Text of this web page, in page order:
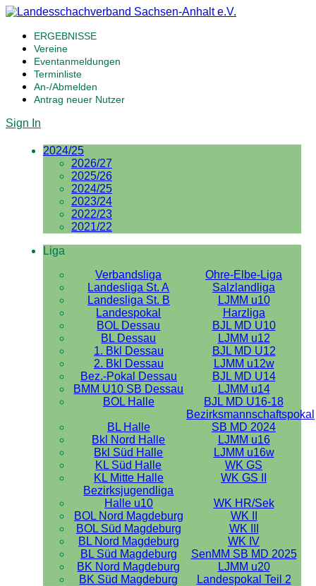
ERGEBNISSE
Vereine
Eventanmeldungen
Terminliste
An-/Abmelden
Antrag neuer Nutzer
Sign In
2024/25
2026/27
2025/26
2024/25
2023/24
2022/23
2021/22
Liga
Verbandsliga
Ohre-Elbe-Liga
Landesliga St. A
Salzlandliga
Landesliga St. B
LJMM u10
Landespokal
Harzliga
BOL Dessau
BJL MD U10
BL Dessau
LJMM u12
1. Bkl Dessau
BJL MD U12
2. Bkl Dessau
LJMM u12w
Bez.-Pokal Dessau
BJL MD U14
BMM U10 SB Dessau
LJMM u14
BOL Halle
BJL MD U16-18
BL Halle
Bezirksmannschaftspokal
SB MD 2024
Bkl Nord Halle
LJMM u16
Bkl Süd Halle
LJMM u16w
KL Süd Halle
WK GS
KL Mitte Halle
WK GS II
Bezirksjugendliga
Halle u10
WK HR/Sek
BOL Nord Magdeburg
WK II
BOL Süd Magdeburg
WK III
BL Nord Magdeburg
WK IV
BL Süd Magdeburg
SenMM SB MD 2025
BK Nord Magdeburg
LJMM u20
BK Süd Magdeburg
Landespokal Teil 2